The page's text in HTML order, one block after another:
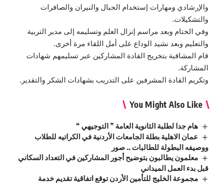
والإرشادي ومهارات إستخدام الحبال والنيران والصافرات
والتشكيلات.
وفي الختام وبعد مراسم إنزال العلم وتسليمه إلى مدير التربية
والتعليم وبعد نشيد الوداع على أمل اللقاء مرة أخرى.
قام المشاقبة بتخريج القادة المشاركين عبر تسليمهم شهادات
المشاركة.
وتكريم القادة المشرفين على التدريب بشهادات الشكر والتقدير.
You Might Also Like
هام جدا لطلبة الثانوية العامة ” التوجيهي “
عمان الاهلية بطلة الجامعات الأردنية في الكراتيه للطلاب
ووصيفه البطولة للطالبات .. صور
معلمون يطالبون بتوضيح أجور المشاركين في التعداد السكاني
قبل بدء العمل الميداني
مجموعة الخليج للتأمين الأردن توقع اتفاقية تقديم خدمة